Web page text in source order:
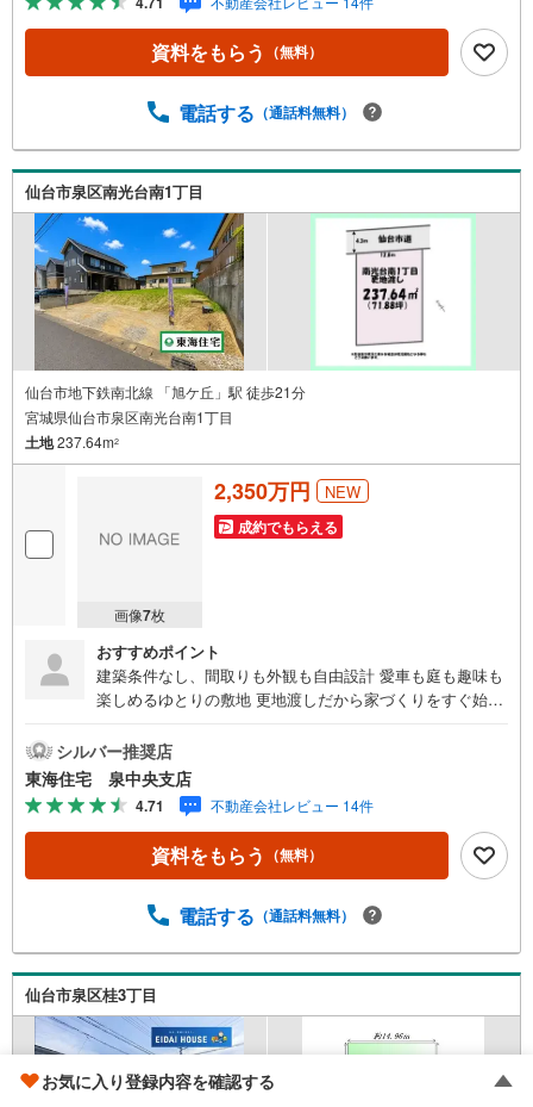
いて》お仕事終わりや、ご出勤前などの早朝・夜間の営業
時間外でもあなたのご要望に合わせて、ご対応させて頂き
ます！《ご相談・ご案内の目安》住宅ローン相談のみ 約3
時間～約2時間 ※1件～3件ご見学の場合 現地お待ち合わせ
資料をもらう （無料）
電話する （通話料無料）
仙台市泉区南光台南1丁目
仙台市地下鉄南北線 「旭ケ丘」駅 徒歩21分
宮城県仙台市泉区南光台南1丁目
土地237.64m2
画像7枚
2,350万円 NEW
成約でもらえる
おすすめポイント
建築条件なし、間取りも外観も自由設計 愛車も庭も趣味も
楽しめるゆとりの敷地 更地渡しだから家づくりをすぐ始め
パー徒歩14分、毎日の買い物が快適な立地！都市ガス対応
で将来の家計にも配慮できる:*:・.バス停徒歩5分、通勤通
学に便利な住環境！注文住宅をじっくり考えられる建築条
件なし土地《おすすめポイント》青空が広がる閑静な1種低
層のエリアです。閑静な住宅地は、周囲の騒音も少なく、
落ち着いた雰囲気です。「建築条件なし」なので一生に一
予約・ご案内について》お仕事終わりや、ご出勤前などの
ご対応させて頂きます！《ご相談・ご案内の目安》住宅ロ
ーン相談のみ 約30分ご希望の条件などのお打合せ 約1時
間お家の見学 約1時間～約2時間 ※1件～3件ご見学の場
合 現地お待ち合わせでのご案内も対応可能
シルバー推奨店
東海住宅 泉中央支店
4.71 不動産会社レビュー 14件
資料をもらう （無料）
電話する （通話料無料）
仙台市泉区桂3丁目
お気に入り登録内容を確認する